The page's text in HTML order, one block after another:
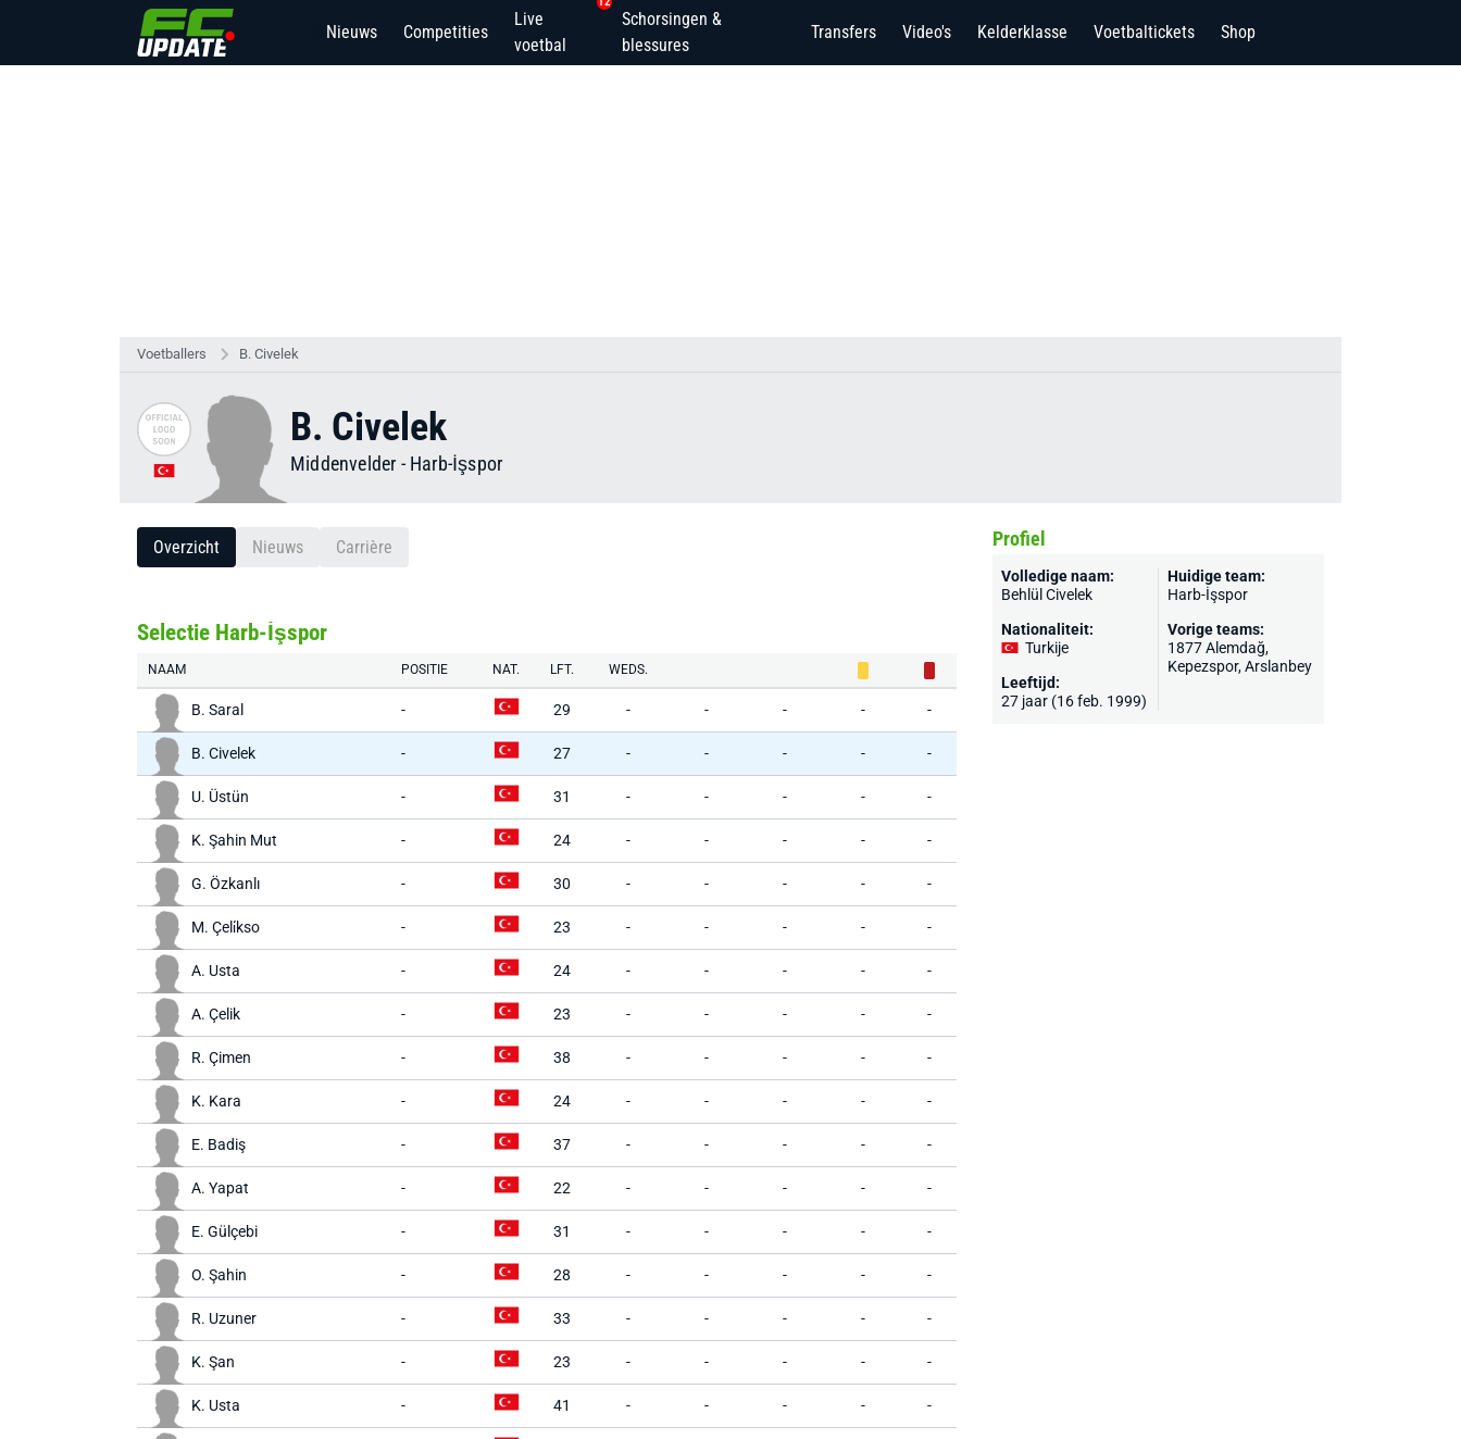
Nieuws Competities
Live
voetbal
Schorsingen &
blessures
Transfers Video's Kelderklasse Voetbaltickets Shop
Voetballers B. Civelek
B. Civelek
Middenvelder - Harb-İşspor
Overzicht Nieuws Carrière
Selectie Harb-İşspor
NAAM POSITIE NAT. LFT. WEDS.
B. Saral - 29 - - - - -
B. Civelek - 27 - - - - -
U. Üstün - 31 - - - - -
K. Şahin Mut - 24 - - - - -
G. Özkanlı - 30 - - - - -
M. Çeli̇kso - 23 - - - - -
A. Usta - 24 - - - - -
A. Çelik - 23 - - - - -
R. Çimen - 38 - - - - -
K. Kara - 24 - - - - -
E. Badiş - 37 - - - - -
A. Yapat - 22 - - - - -
E. Gülçebi - 31 - - - - -
O. Şahin - 28 - - - - -
R. Uzuner - 33 - - - - -
K. Şan - 23 - - - - -
K. Usta - 41 - - - - -
Profiel
Volledige naam:
Behlül Civelek
Nationaliteit:
Turkije
Leeftijd:
27 jaar (16 feb. 1999)
Huidige team:
Harb-İşspor
Vorige teams:
1877 Alemdağ,
Kepezspor, Arslanbey